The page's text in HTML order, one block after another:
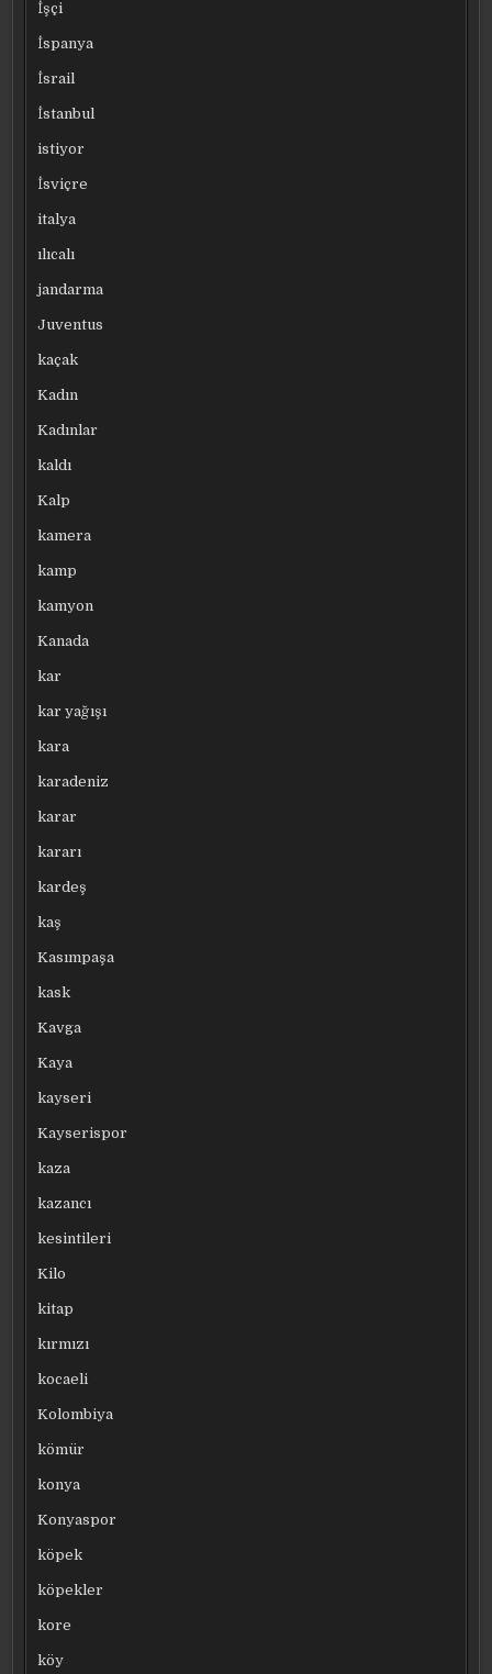
İşçi
İspanya
İsrail
İstanbul
istiyor
İsviçre
italya
ılıcalı
jandarma
Juventus
kaçak
Kadın
Kadınlar
kaldı
Kalp
kamera
kamp
kamyon
Kanada
kar
kar yağışı
kara
karadeniz
karar
kararı
kardeş
kaş
Kasımpaşa
kask
Kavga
Kaya
kayseri
Kayserispor
kaza
kazancı
kesintileri
Kilo
kitap
kırmızı
kocaeli
Kolombiya
kömür
konya
Konyaspor
köpek
köpekler
kore
köy